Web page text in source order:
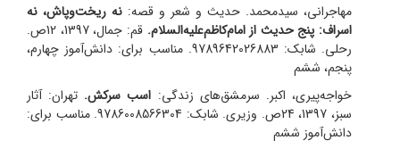
مهاجرانی، سیدمحمد. حدیث و شعر و قصه: نه ریخت‌و‌پاش، نه
اسراف: پنج حدیث از امام‌کاظم‌علیه‌السلام.
قم: جمال، 1397، 12ص.
رحلی. شابک: 9789642026883. مناسب برای: دانش‌آموز چهارم،
پنجم، ششم
خواجه‌پیری، اکبر. سرمشق‌های زندگی: اسب سرکش. تهران: آثار
سبز، 1397، 24ص. وزیری. شابک: 9786008566304. مناسب برای:
دانش‌آموز ششم